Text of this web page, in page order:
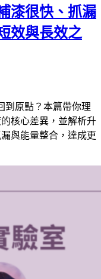
漆很快、抓漏
效與長效之
到原點？本篇帶你理
核心差異，並解析升
與能量整合，達成更